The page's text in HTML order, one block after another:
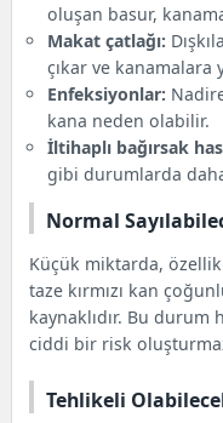
oluşan basur,
Makat çatlağı:
çıkar ve kanamalara
Enfeksiyonlar:
kana neden olabilir.
İltihaplı bağırsak
gibi durumlarda
Normal
Küçük miktarda,
taze kırmızı kan
kaynaklıdır. Bu
ciddi bir risk
Tehlikeli